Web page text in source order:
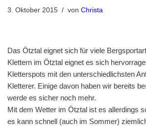
3. Oktober 2015 von Christa
Das Ötztal eignet sich für viele
Klettern im Ötztal eignet es sich
Kletterspots mit den unterschiedlichsten
Kletterer. Einige davon haben wir bereits
werde es sicher noch mehr.
Mit dem Wetter im Ötztal ist es allerdings
es kann schnell (auch im Sommer)